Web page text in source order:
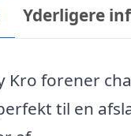
Yderligere
Kro forener
til en